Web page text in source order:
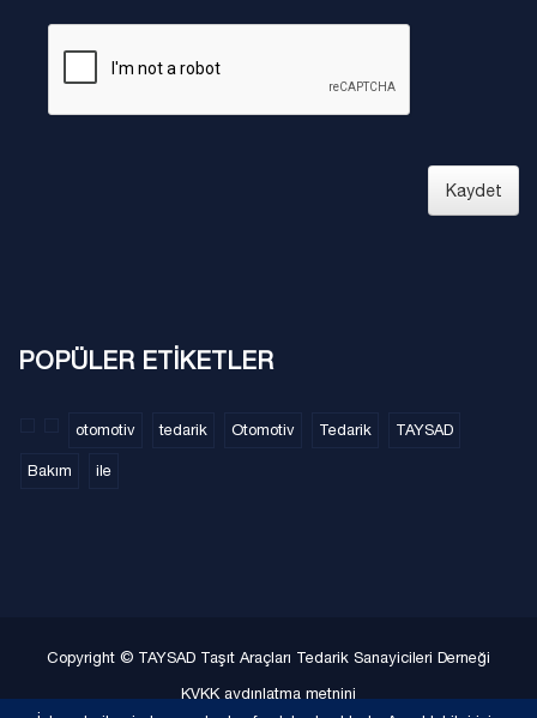
Kaydet
POPÜLER ETİKETLER
otomotiv tedarik Otomotiv Tedarik TAYSAD
Bakım ile
Copyright © TAYSAD Taşıt Araçları Tedarik Sanayicileri Derneği
KVKK aydınlatma metnini